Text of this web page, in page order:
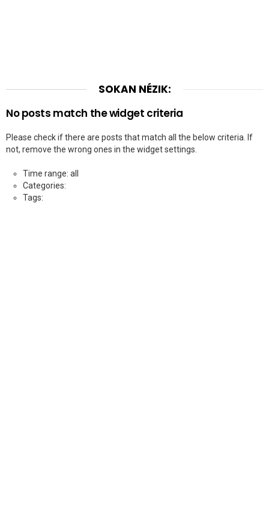
SOKAN NÉZIK:
No posts match the widget criteria
Please check if there are posts that match all the below criteria. If
not, remove the wrong ones in the widget settings.
Time range: all
Categories:
Tags: